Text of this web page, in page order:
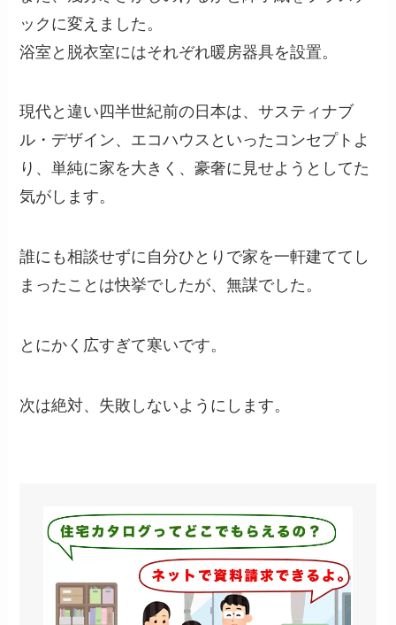
ックに変えました。
浴室と脱衣室にはそれぞれ暖房器具を設置。
現代と違い四半世紀前の日本は、サスティナブ
ル・デザイン、エコハウスといったコンセプトよ
り、単純に家を大きく、豪奢に見せようとしてた
気がします。
誰にも相談せずに自分ひとりで家を一軒建ててし
まったことは快挙でしたが、無謀でした。
とにかく広すぎて寒いです。
次は絶対、失敗しないようにします。